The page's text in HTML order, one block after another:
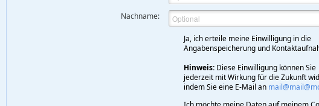
Nachname:
Ja, ich erteile meine Einwilligung in die
Angabenspeicherung und
Hinweis: Diese Einwilligung können Sie
jederzeit mit Wirkung für die Zukunft
indem Sie eine E-Mail an